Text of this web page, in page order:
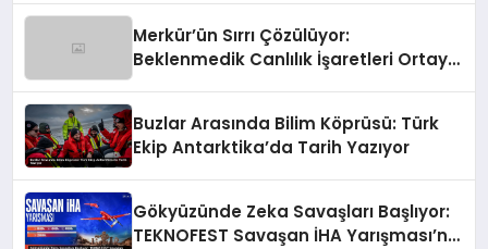
Merkür’ün Sırrı Çözülüyor:
Beklenmedik Canlılık İşaretleri Ortaya
Buzlar Arasında Bilim Köprüsü: Türk
Ekip Antarktika’da Tarih Yazıyor
Gökyüzünde Zeka Savaşları Başlıyor:
TEKNOFEST Savaşan İHA Yarışması’na